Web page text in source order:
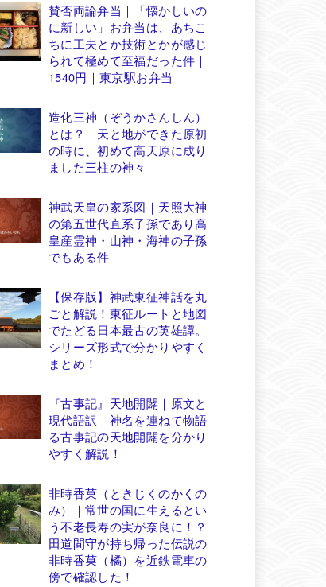
賛否両論弁当｜「懐かしいの
に新しい」お弁当は、あちこ
ちに工夫とか技術とかが感じ
られて極めて至福だった件｜
1540円｜東京駅お弁当
造化三神（ぞうかさんしん）
とは？｜天と地ができた原初
の時に、初めて高天原に成り
ました三柱の神々
神武天皇の家系図｜天照大神
の第五世代直系子孫であり高
皇産霊神・山神・海神の子孫
でもある件
【保存版】神武東征神話を丸
ごと解説！東征ルートと地図
でたどる日本最古の英雄譚。
シリーズ形式で分かりやすく
まとめ！
『古事記』天地開闢｜原文と
現代語訳｜神名を連ねて物語
る古事記の天地開闢を分かり
やすく解説！
非時香菓（ときじくのかくの
み）｜常世の国に生えるとい
う不老長寿の実が奈良に！？
田道間守が持ち帰った伝説の
非時香菓（橘）を近鉄電車の
傍で確認した！